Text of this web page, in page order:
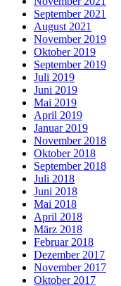
September 2021
August 2021
November 2019
Oktober 2019
September 2019
Juli 2019
Juni 2019
Mai 2019
April 2019
Januar 2019
November 2018
Oktober 2018
September 2018
Juli 2018
Juni 2018
Mai 2018
April 2018
März 2018
Februar 2018
Dezember 2017
November 2017
Oktober 2017